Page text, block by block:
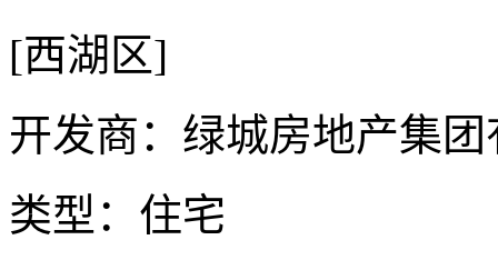
[西湖区]
开发商：绿城房地产集
类型：住宅